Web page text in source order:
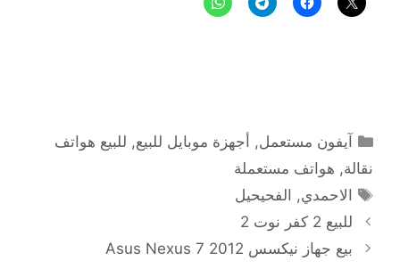
التصنيفات
آيفون مستعمل, أجهزة موبايل للبيع, للبيع هواتف
نقالة, هواتف مستعملة
الوسوم
الاحمدي, الفحيحيل
للبيع 2 كفر نوت 2
بيع جهاز نيكسس Asus Nexus 7 2012